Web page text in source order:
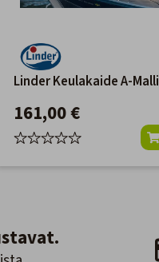
Linder Keulakaide A-Malli
161,00 €